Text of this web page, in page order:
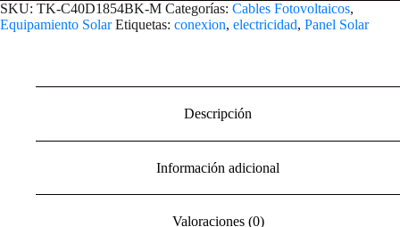
SKU: TK-C40D1854BK-M Categorías: Cables Fotovoltaicos,
Equipamiento Solar Etiquetas: conexion, electricidad, Panel Solar
Descripción
Información adicional
Valoraciones (0)